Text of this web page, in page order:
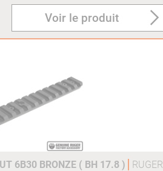
Voir le produit
6B30 BRONZE ( BH 17.8 ) RUGER